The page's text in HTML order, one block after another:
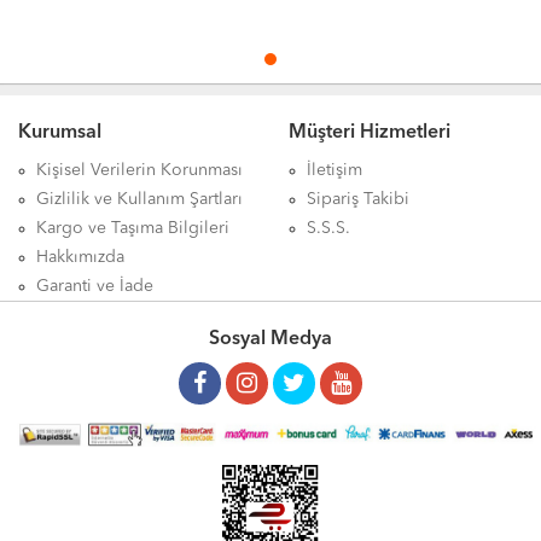
Glukozamin™ Jel 100ml ürünü etkileri, Biomet S1 Glukozamin™ Jel 100ml ürünü nasıl kullanılır, Biomet S1 Glukozamin™
Jel 100ml ürünü nerde, Biomet S1 Glukozamin™ Jel 100ml ürünü faydası, Biomet S1 Glukozamin™ Jel 100ml ürünü faydaları
neler, Biomet S1 Glukozamin™ Jel 100ml zararları, Biomet S1 Glukozamin™ Jel 100ml yan etkileri, Biomet S1 Glukozamin™
Jel 100ml aktarlarda bulunurmu, Biomet S1 Glukozamin™ Jel 100ml nedir, Biomet S1 Glukozamin™ Jel 100ml haftada kaç
kez kullanılır, Biomet S1 Glukozamin™ Jel 100ml günde kaç kez kullanılır, Biomet S1 Glukozamin™ Jel 100ml mideye
dokunurmu, Biomet S1 Glukozamin™ Jel 100ml her gün kullanılırmı, Biomet S1 Glukozamin™ Jel 100ml kaç günde bir
Biomet S1 Glukozamin™ Jel 100ml ne sıklıkla kullanılır, Biomet S1 Glukozamin™ Jel 100ml aktarda satılırmı, Biomet S1
Glukozamin™ Jel 100ml ürünü hakkındaki tüm bilgilerini detaylarını Aktardangelsin online alışveriş mağazalarında
bulabilirsiniz.
Kurumsal
Kişisel Verilerin Korunması
Gizlilik ve Kullanım Şartları
Kargo ve Taşıma Bilgileri
Hakkımızda
Garanti ve İade
Müşteri Hizmetleri
İletişim
Sipariş Takibi
S.S.S.
Sosyal Medya